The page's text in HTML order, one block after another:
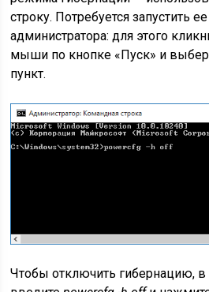
строку. Потребуется запустить
администратора: для этого
мыши по кнопке «Пуск» и
пункт.
Чтобы отключить гибернацию,